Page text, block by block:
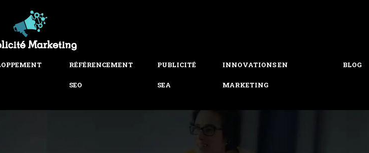
RÉFÉRENCEMENT
SEO
PUBLICITÉ
SEA
INNOVATIONS EN
MARKETING
BLOG